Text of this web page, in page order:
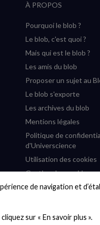
de navigation et
À PROPOS
Pourquoi le blob ?
Le blob, c'est quoi ?
Mais qui est le blob ?
Les amis du blob
Proposer un sujet au
Le blob s'exporte
Les archives du blob
Mentions légales
Politique de
d'Universcience
Utilisation des cookies
Gestion des cookies
Accessibilité :